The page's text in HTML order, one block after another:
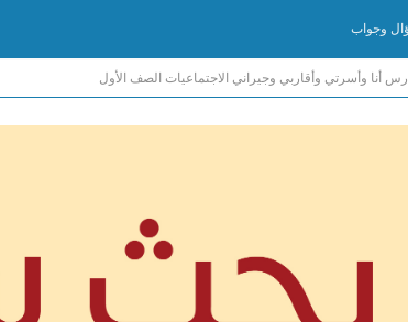
وجواب
أنا وأسرتي وأقاربي وجيراني الاجتماعيات الصف الأول